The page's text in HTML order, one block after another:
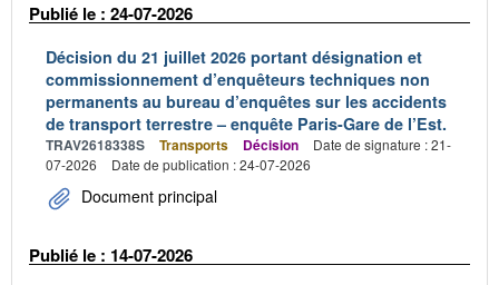
Publié le : 24-07-2026
Décision du 21 juillet 2026 portant désignation et
commissionnement d’enquêteurs techniques non
permanents au bureau d’enquêtes sur les accidents
de transport terrestre – enquête Paris-Gare de l’Est.
TRAV2618338S Transports Décision
Date de signature : 21-
07-2026
Date de publication : 24-07-2026
Document principal
Publié le : 14-07-2026